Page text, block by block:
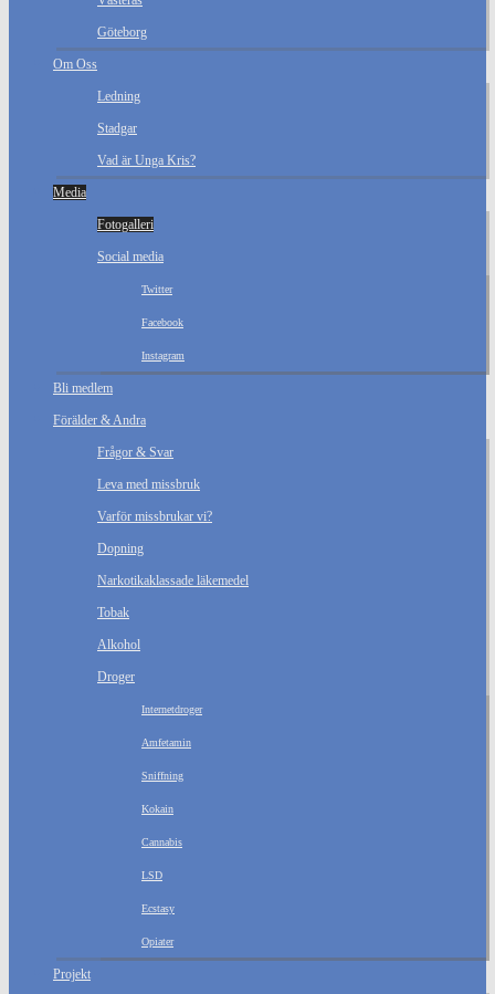
Göteborg
Om Oss
Ledning
Stadgar
Vad är Unga Kris?
Media
Fotogalleri
Social media
Twitter
Facebook
Instagram
Bli medlem
Förälder & Andra
Frågor & Svar
Leva med missbruk
Varför missbrukar vi?
Dopning
Narkotikaklassade läkemedel
Tobak
Alkohol
Droger
Internetdroger
Amfetamin
Sniffning
Kokain
Cannabis
LSD
Ecstasy
Opiater
Projekt